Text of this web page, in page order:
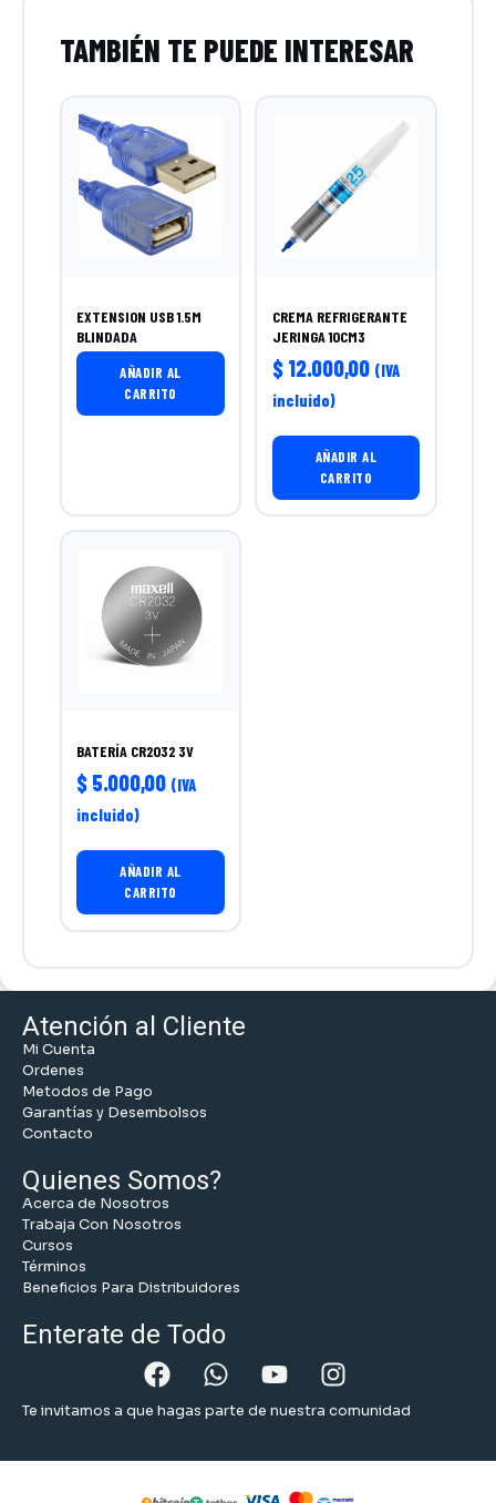
EXTENSION USB 1.5M
BLINDADA
AÑADIR AL
CARRITO
CREMA REFRIGERANTE
JERINGA 10CM3
$12.000,00 (IVA
incluido)
AÑADIR AL
CARRITO
BATERÍA CR2032 3V
$ 5.000,00 (IVA
incluido)
AÑADIR AL
CARRITO
Atención al Cliente
Mi Cuenta
Ordenes
Metodos de Pago
Garantías y Desembolsos
Contacto
Quienes Somos?
Acerca de Nosotros
Trabaja Con Nosotros
Cursos
Términos
Beneficios Para Distribuidores
Enterate de Todo
Te invitamos a que hagas parte de nuestra comunidad